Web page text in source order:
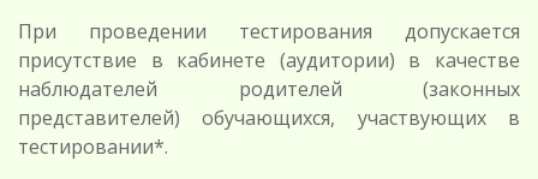
При проведении тестирования допускается
присутствие в кабинете (аудитории) в качестве
наблюдателей родителей (законных
представителей) обучающихся, участвующих в
тестировании*.